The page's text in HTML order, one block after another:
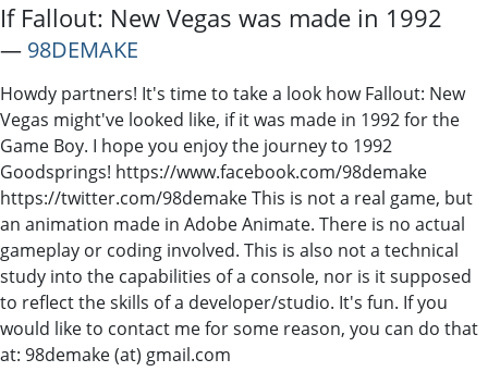
If Fallout: New Vegas was made in 1992
― 98DEMAKE
Howdy partners! It's time to take a look how Fallout: New
Vegas might've looked like, if it was made in 1992 for the
Game Boy. I hope you enjoy the journey to 1992
Goodsprings! https://www.facebook.com/98demake
https://twitter.com/98demake This is not a real game, but
an animation made in Adobe Animate. There is no actual
gameplay or coding involved. This is also not a technical
study into the capabilities of a console, nor is it supposed
to reflect the skills of a developer/studio. It's fun. If you
would like to contact me for some reason, you can do that
at: 98demake (at) gmail.com